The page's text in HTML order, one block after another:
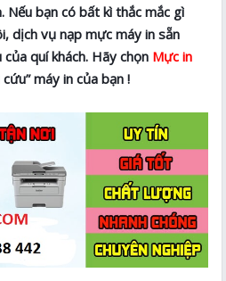
Nếu bạn có bất kì thắc mắc gì
dịch vụ nạp mực máy in sẵn
quí khách. Hãy chọn Mực in
máy in của bạn !